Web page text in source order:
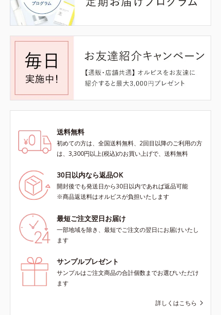
送料無料
初めての方は、全国送料無料、2回目以降のご利用の方
は、3,300円以上(税込)のお買い上げで、送料無料
30日以内なら返品OK
開封後でも発送日から30日以内であれば返品可能
※商品返送料はオルビスが負担いたします
最短ご注文翌日お届け
一部地域を除き、最短でご注文の翌日にお届けいたし
ます
サンプルプレゼント
サンプルはご注文商品の合計個数までお選びいただけ
ます
詳しくはこちら